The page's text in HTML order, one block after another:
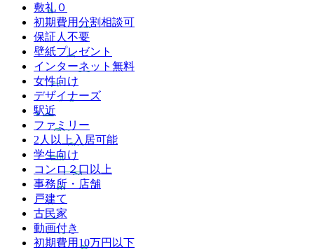
敷礼０
初期費用分割相談可
保証人不要
壁紙プレゼント
インターネット無料
女性向け
デザイナーズ
駅近
ファミリー
2人以上入居可能
学生向け
コンロ２口以上
事務所・店舗
戸建て
古民家
動画付き
初期費用10万円以下